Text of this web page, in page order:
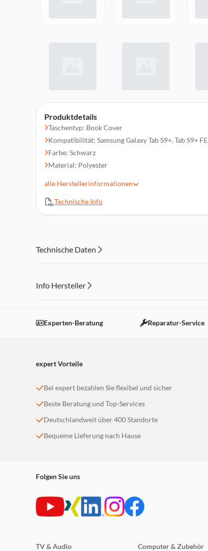
Produktdetails
Taschentyp: Book Cover
Kompatibilität: Samsung Galaxy Tab S9+, Tab S9+ FE
Farbe: Schwarz
Material: Polyester
alle Herstellerinformationen
Technische Info
Technische Daten
Info Hersteller
Einstellungen anpassen
Experten-Beratung Reparatur-Service
expert Vorteile
Bei expert bezahlen Sie flexibel und sicher
Beste Beratung und Top-Services
Deutschlandweit über 400 Standorte
Bequeme Lieferung nach Hause
Folgen Sie uns
TV & Audio
Computer & Zubehör